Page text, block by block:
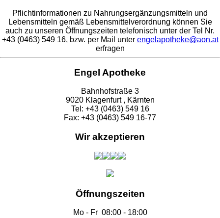
Pflichtinformationen zu Nahrungsergänzungsmitteln und
Lebensmitteln gemäß Lebensmittelverordnung können Sie
auch zu unseren Öffnungszeiten telefonisch unter der Tel Nr.
+43 (0463) 549 16, bzw. per Mail unter engelapotheke@aon.at
erfragen
Engel Apotheke
Bahnhofstraße 3
9020 Klagenfurt , Kärnten
Tel: +43 (0463) 549 16
Fax: +43 (0463) 549 16-77
Wir akzeptieren
Öffnungszeiten
Mo - Fr 08:00 - 18:00